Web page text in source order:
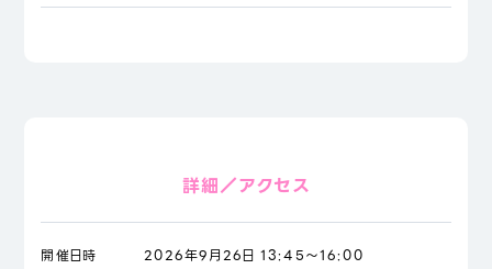
詳細／アクセス
開催日時 2026年9月26日 13:45～16:00